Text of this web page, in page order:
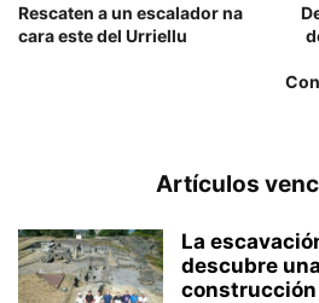
Rescaten a un escalador na
cara este del Urriellu
Artículos
La
descubre
construcción